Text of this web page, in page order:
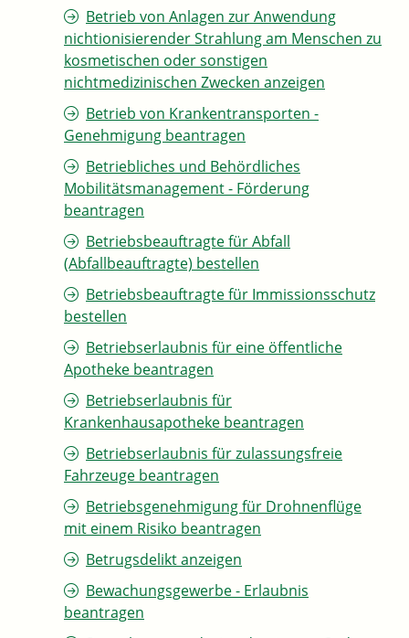
Betrieb von Anlagen zur Anwendung
nichtionisierender Strahlung am Menschen zu
kosmetischen oder sonstigen
nichtmedizinischen Zwecken anzeigen
Betrieb von Krankentransporten -
Genehmigung beantragen
Betriebliches und Behördliches
Mobilitätsmanagement - Förderung
beantragen
Betriebsbeauftragte für Abfall
(Abfallbeauftragte) bestellen
Betriebsbeauftragte für Immissionsschutz
bestellen
Betriebserlaubnis für eine öffentliche
Apotheke beantragen
Betriebserlaubnis für
Krankenhausapotheke beantragen
Betriebserlaubnis für zulassungsfreie
Fahrzeuge beantragen
Betriebsgenehmigung für Drohnenflüge
mit einem Risiko beantragen
Betrugsdelikt anzeigen
Bewachungsgewerbe - Erlaubnis
beantragen